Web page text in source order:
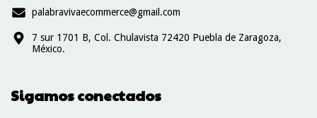
palabravivaecommerce@gmail.com
7 sur 1701 B, Col. Chulavista 72420 Puebla de Zaragoza,
México.
Sigamos conectados